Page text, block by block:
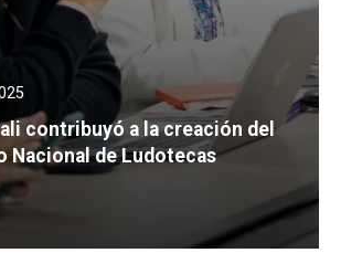
contribuyó a la creación del
Nacional de Ludotecas